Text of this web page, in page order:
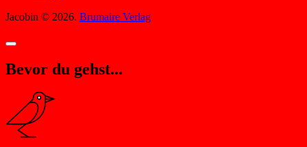
Jacobin © 2026. Brumaire Verlag
Bevor du gehst...